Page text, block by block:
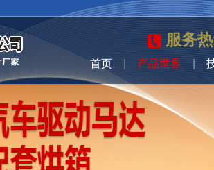
服务
首页| 产品世界 |